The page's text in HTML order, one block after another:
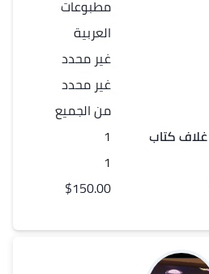
غلاف كتاب
مطبوعات
العربية
غير محدد
غير محدد
من الجميع
1
1
$150.00